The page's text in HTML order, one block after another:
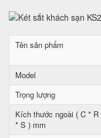
Tên sản phẩm
Model
Trọng lượng
Kích thước ngoài ( C * R
* S ) mm